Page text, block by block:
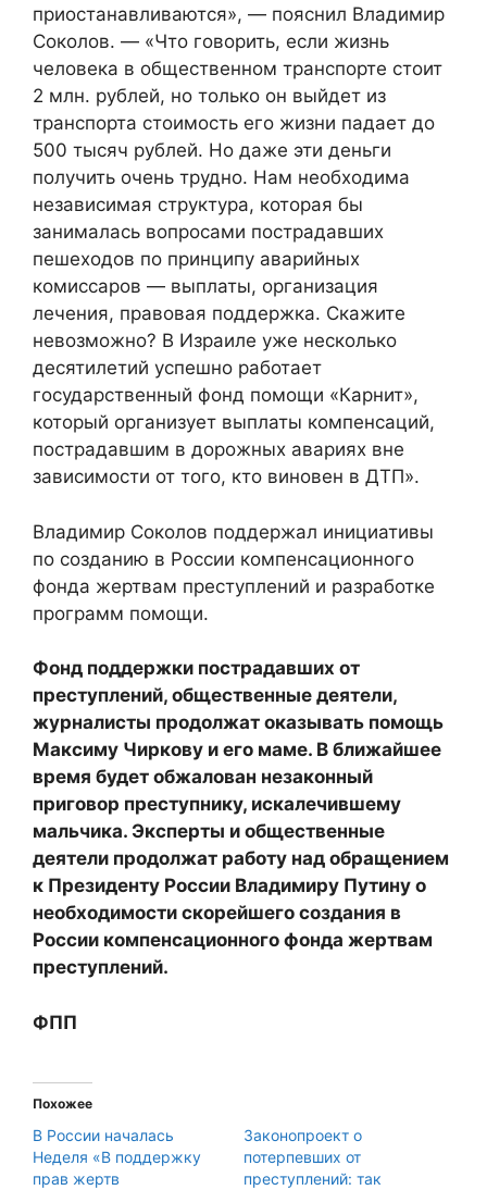
приостанавливаются», — пояснил Владимир
Соколов. — «Что говорить, если жизнь
человека в общественном транспорте стоит
2 млн. рублей, но только он выйдет из
транспорта стоимость его жизни падает до
500 тысяч рублей. Но даже эти деньги
получить очень трудно. Нам необходима
независимая структура, которая бы
занималась вопросами пострадавших
пешеходов по принципу аварийных
комиссаров — выплаты, организация
лечения, правовая поддержка. Скажите
невозможно? В Израиле уже несколько
десятилетий успешно работает
государственный фонд помощи «Карнит»,
который организует выплаты компенсаций,
пострадавшим в дорожных авариях вне
зависимости от того, кто виновен в ДТП».
Владимир Соколов поддержал инициативы
по созданию в России компенсационного
фонда жертвам преступлений и разработке
программ помощи.
Фонд поддержки пострадавших от
преступлений, общественные деятели,
журналисты продолжат оказывать помощь
Максиму Чиркову и его маме. В ближайшее
время будет обжалован незаконный
приговор преступнику, искалечившему
мальчика. Эксперты и общественные
деятели продолжат работу над обращением
к Президенту России Владимиру Путину о
необходимости скорейшего создания в
России компенсационного фонда жертвам
преступлений.
ФПП
Похожее
В России началась
Неделя «В поддержку
прав жертв
Законопроект о
потерпевших от
преступлений: так